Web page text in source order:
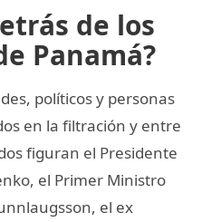
de los
Panamá?
políticos y personas
en la filtración y entre
figuran el Presidente
el Primer Ministro
el ex